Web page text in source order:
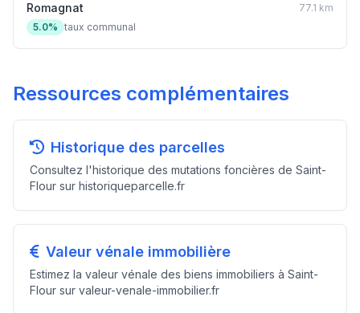
Romagnat
77.1 km
5.0% taux communal
Ressources complémentaires
Historique des parcelles
Consultez l'historique des mutations foncières de Saint-
Flour sur historiqueparcelle.fr
Valeur vénale immobilière
Estimez la valeur vénale des biens immobiliers à Saint-
Flour sur valeur-venale-immobilier.fr